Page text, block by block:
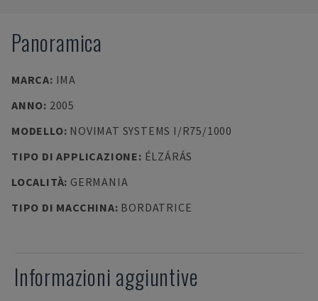
Panoramica
MARCA: IMA
ANNO: 2005
MODELLO: NOVIMAT SYSTEMS I/R75/1000
TIPO DI APPLICAZIONE: ÉLZÁRÁS
LOCALITÀ: GERMANIA
TIPO DI MACCHINA: BORDATRICE
Informazioni aggiuntive